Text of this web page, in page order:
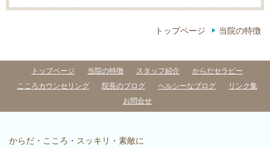
トップページ 当院の特徴
トップページ 当院の特徴 スタッフ紹介
からだセラピー
こころカウンセリング
院長のブログ ヘルシーなブログ
リンク集
お問合せ
からだ・こころ・スッキリ・素敵に